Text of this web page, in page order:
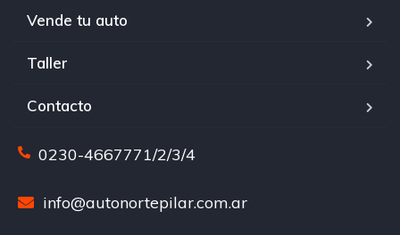
Vende tu auto
Taller
Contacto
0230-4667771/2/3/4
info@autonortepilar.com.ar